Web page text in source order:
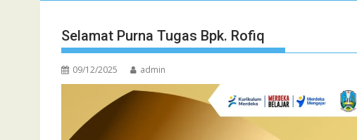
Selamat Purna Tugas Bpk. Rofiq
09/12/2025 admin